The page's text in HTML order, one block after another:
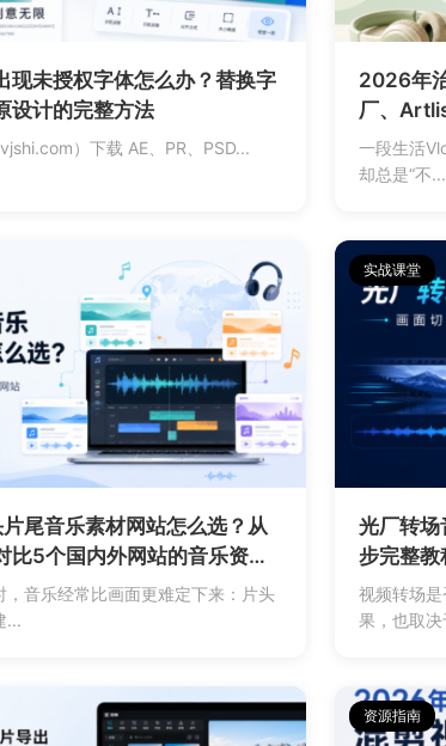
现未授权字体怎么办？替换字
设计的完整方法
）下载 AE、PR、PSD...
2026年
厂、
与授权分
一段生活
却总是“不...
尾音乐素材网站怎么选？从
比5个国内外网站的音乐资
与授权范围
，音乐经常比画面更难定下来：片头
...
实战课堂
光厂转场
步完整教
视频转场
果，也取
资源指南